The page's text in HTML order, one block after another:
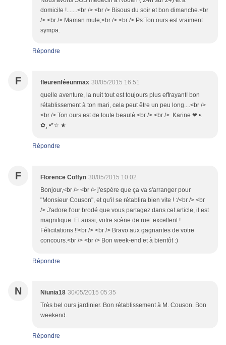
domicile !.......<br /> <br /> Bisous du soir et bon dimanche.<br
/> <br /> Maman mule;<br /> <br /> Ps:Ton ours est vraiment
sympa.
Répondre
F fleurenféeunmax 30/05/2015 16:51
quelle aventure, la nuit tout est toujours plus effrayant! bon
rétablissement à ton mari, cela peut être un peu long....<br />
<br /> Ton ours est de toute beauté <br /> <br /> Karine ❤ •.
✿¸.•*☆ ★
Répondre
F Florence Coffyn 30/05/2015 10:02
Bonjour,<br /> <br /> j'espère que ça va s'arranger pour
"Monsieur Couson", et qu'il se rétablira bien vite ! :/<br /> <br
/> J'adore l'our brodé que vous partagez dans cet article, il est
magnifique. Et aussi, votre scène de rue: excellent !
Félicitations !!<br /> <br /> Bravo aux gagnantes de votre
concours.<br /> <br /> Bon week-end et à bientôt :)
Répondre
N Niunia18 30/05/2015 05:35
Très bel ours jardinier. Bon rétablissement à M. Couson. Bon
weekend.
Répondre